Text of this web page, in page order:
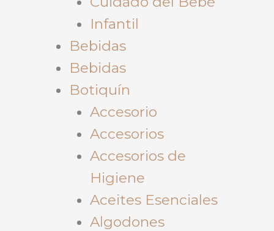
Infantil
Bebidas
Bebidas
Botiquín
Accesorio
Accesorios
Accesorios de
Higiene
Aceites Esenciales
Algodones